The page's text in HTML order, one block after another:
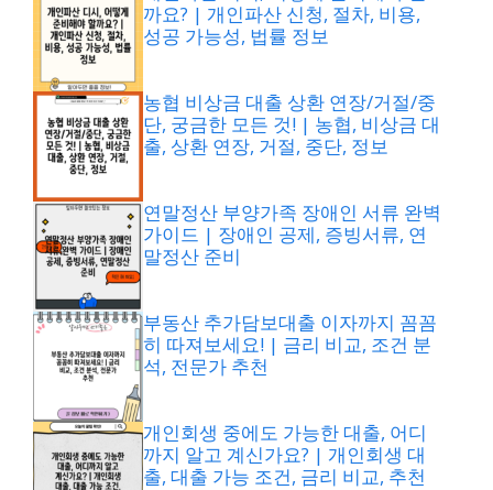
까요? | 개인파산 신청, 절차, 비용,
성공 가능성, 법률 정보
농협 비상금 대출 상환 연장/거절/중
단, 궁금한 모든 것! | 농협, 비상금 대
출, 상환 연장, 거절, 중단, 정보
연말정산 부양가족 장애인 서류 완벽
가이드 | 장애인 공제, 증빙서류, 연
말정산 준비
부동산 추가담보대출 이자까지 꼼꼼
히 따져보세요! | 금리 비교, 조건 분
석, 전문가 추천
개인회생 중에도 가능한 대출, 어디
까지 알고 계신가요? | 개인회생 대
출, 대출 가능 조건, 금리 비교, 추천